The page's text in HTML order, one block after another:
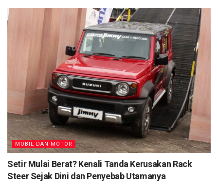
MOBIL DAN MOTOR
Setir Mulai Berat? Kenali Tanda Kerusakan Rack
Steer Sejak Dini dan Penyebab Utamanya